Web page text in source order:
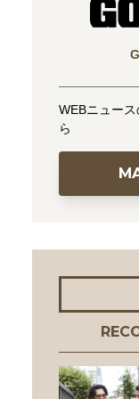
WEBニュー
ら